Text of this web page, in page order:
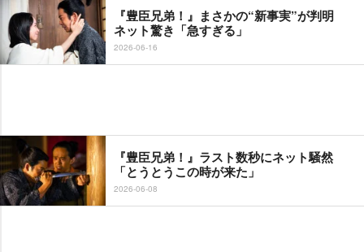
『豊臣兄弟！』まさかの“新事実”が判明
ネット驚き「急すぎる」
2026-06-16
『豊臣兄弟！』ラスト数秒にネット騒然
「とうとうこの時が来た」
2026-06-08